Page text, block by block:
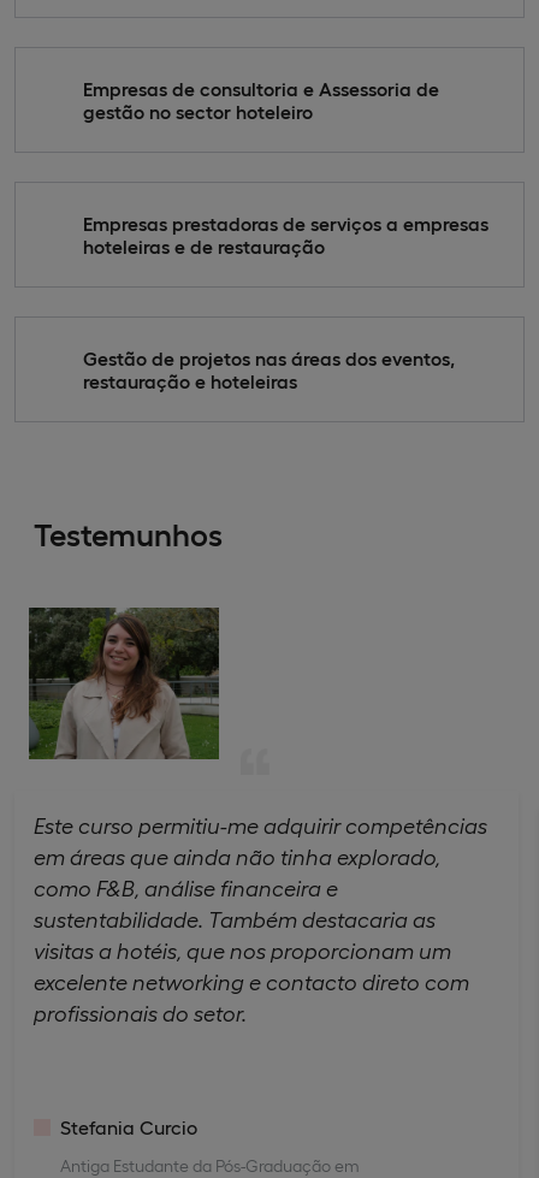
Empresas de consultoria e Assessoria de
gestão no sector hoteleiro
Empresas prestadoras de serviços a empresas
hoteleiras e de restauração
Gestão de projetos nas áreas dos eventos,
restauração e hoteleiras
Testemunhos
Este curso permitiu-me adquirir competências
em áreas que ainda não tinha explorado,
como F&B, análise financeira e
sustentabilidade. Também destacaria as
visitas a hotéis, que nos proporcionam um
excelente networking e contacto direto com
profissionais do setor.
Stefania Curcio
Antiga Estudante da Pós-Graduação em